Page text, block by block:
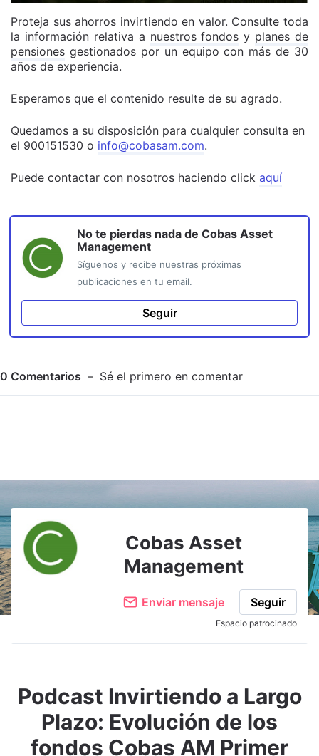
Proteja sus ahorros invirtiendo en valor. Consulte toda
la información relativa a nuestros fondos y planes de
pensiones gestionados por un equipo con más de 30
años de experiencia.
Esperamos que el contenido resulte de su agrado.
Quedamos a su disposición para cualquier consulta en
el 900151530 o info@cobasam.com.
Puede contactar con nosotros haciendo click aquí
No te pierdas nada de Cobas Asset
Management
Síguenos y recibe nuestras próximas
publicaciones en tu email.
Seguir
0 Comentarios Sé el primero en comentar
Cobas Asset
Management
Enviar mensaje Seguir
Espacio patrocinado
Podcast Invirtiendo a Largo
Plazo: Evolución de los
fondos Cobas AM Primer